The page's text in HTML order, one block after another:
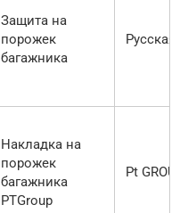
Защита на
порожек
багажника
Русская
Накладка на
порожек
багажника
PTGroup
Pt GROUP